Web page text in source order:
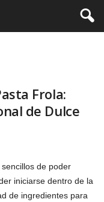
Frola:
de Dulce
sencillos de poder
iniciarse dentro de la
de ingredientes para